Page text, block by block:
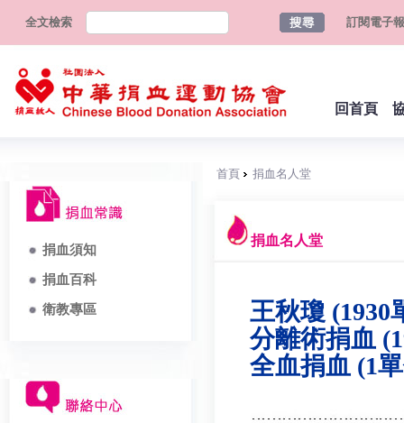
全文檢索 訂閱電子報
回首頁
捐血須知
捐血百科
衛教專區
首頁 捐血名人堂
捐血名人堂
王秋瓊 (1930
分離術捐血
全血捐血 (1